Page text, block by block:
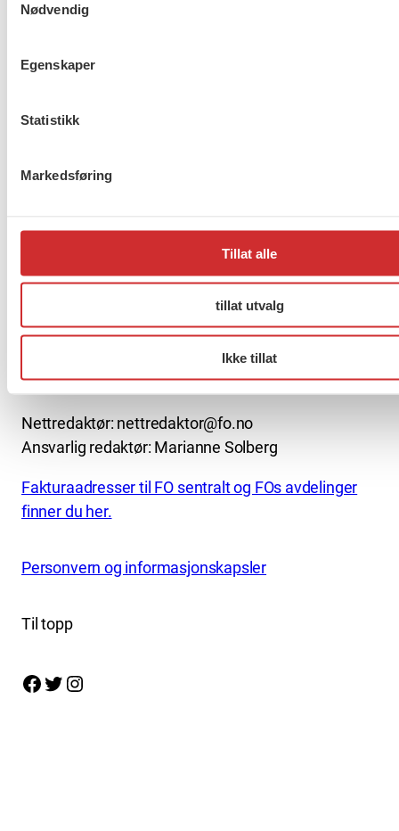
Nødvendig
Egenskaper
Statistikk
Markedsføring
Tillat alle
tillat utvalg
Ikke tillat
FO (Fellesorganisasjonen)
Pb. 4693 Sofienberg
kontor@fo.no
Nettredaktør: nettredaktor@fo.no
Ansvarlig redaktør: Marianne Solberg
Fakturaadresser til FO sentralt og FOs avdelinger
finner du her.
Personvern og informasjonskapsler
Til topp
Facebook Twitter Instagram